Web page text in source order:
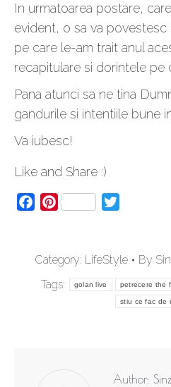
In urmatoarea postare,
evident, o sa va
pe care le-am trait anul
recapitulare si dorintele pe
Pana atunci sa ne tina
gandurile si intentiile bune
Va iubesc!
Like and Share :)
FacebookPinterest
Category: LifeStyle By
Tags:
golan live petrecere the
stiu ce fac de
Author: